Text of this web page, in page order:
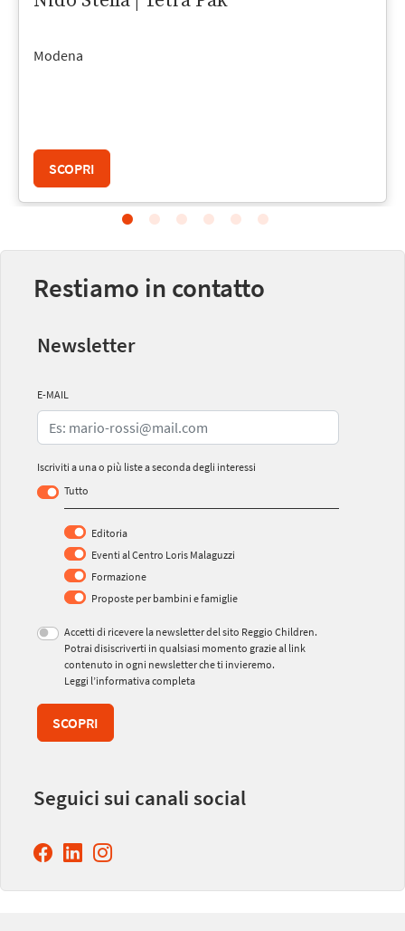
Modena
SCOPRI
Restiamo in contatto
Newsletter
E-MAIL
Iscriviti a una o più liste a seconda degli interessi
Tutto
Editoria
Eventi al Centro Loris Malaguzzi
Formazione
Proposte per bambini e famiglie
Accetti di ricevere la newsletter del sito Reggio Children.
Potrai disiscriverti in qualsiasi momento grazie al link
contenuto in ogni newsletter che ti invieremo.
Leggi l’informativa completa
SCOPRI
Seguici sui canali social